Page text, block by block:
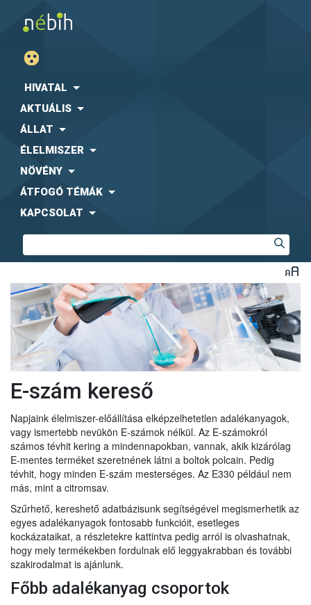
HIVATAL
AKTUÁLIS
ÁLLAT
ÉLELMISZER
NÖVÉNY
ÁTFOGÓ TÉMÁK
KAPCSOLAT
E-szám kereső
Napjaink élelmiszer-előállítása elképzelhetetlen adalékanyagok,
vagy ismertebb nevükön E-számok nélkül. Az E-számokról
számos tévhit kering a mindennapokban, vannak, akik kizárólag
E-mentes terméket szeretnének látni a boltok polcain. Pedig
tévhit, hogy minden E-szám mesterséges. Az E330 például nem
más, mint a citromsav.
Szűrhető, kereshető adatbázisunk segítségével megismerhetik az
egyes adalékanyagok fontosabb funkcióit, esetleges
kockázataikat, a részletekre kattintva pedig arról is olvashatnak,
hogy mely termékekben fordulnak elő leggyakrabban és további
szakirodalmat is ajánlunk.
Főbb adalékanyag csoportok